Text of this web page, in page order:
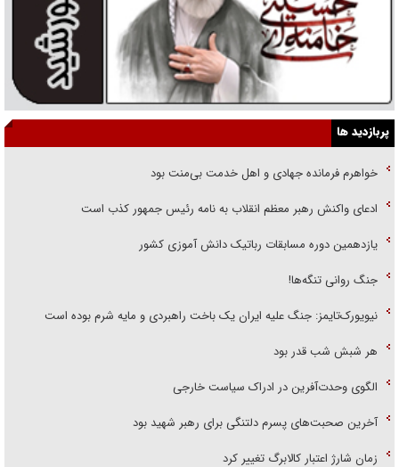
پربازدید ها
خواهرم فرمانده جهادی و اهل خدمت بی‌منت بود
ادعای واکنش رهبر معظم انقلاب به نامه رئیس جمهور کذب است
یازدهمین دوره مسابقات رباتیک دانش آموزی کشور
جنگ روانی تنگه‌ها!
نیویورک‌تایمز: جنگ علیه ایران یک باخت راهبردی و مایه شرم بوده است
هر شبش شب قدر بود
الگوی وحدت‌آفرین در ادراک سیاست خارجی
آخرین صحبت‌های پسرم دلتنگی برای رهبر شهید بود
زمان شارژ اعتبار کالابرگ تغییر کرد